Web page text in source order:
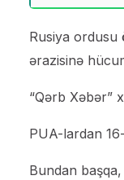
Rusiya ordusu
ərazisinə
“Qərb Xəbər”
PUA-lardan
Bundan